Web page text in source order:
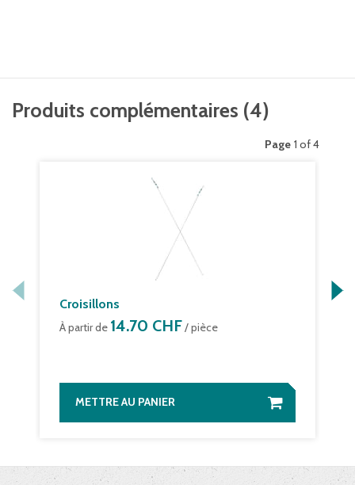
Produits complémentaires (4)
Page 1 of 4
Croisillons
À partir de 14.70 CHF/ pièce
METTRE AU PANIER